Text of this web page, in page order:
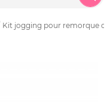
Kit jogging pour remorque